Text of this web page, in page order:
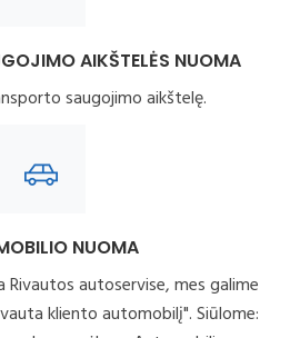
AIKŠTELĖS NUOMA
saugojimo aikštelę.
NUOMA
autoservise, mes galime
kliento automobilį". Siūlome: